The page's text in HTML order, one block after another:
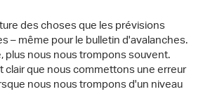
des choses que les prévisions
– même pour le bulletin d'avalanches.
plus nous nous trompons souvent.
clair que nous commettons une erreur
nous nous trompons d'un niveau